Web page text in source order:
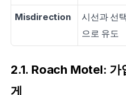
Misdirection
시선과 선
으로 유도
2.1. Roach Motel: 가
게